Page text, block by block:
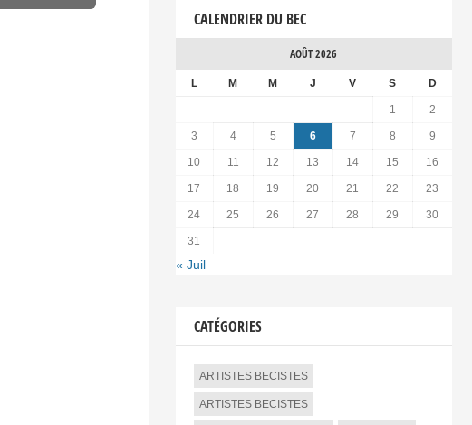
CALENDRIER DU BEC
AOÛT 2026
L M M J V S D
1 2
3 4 5 6 7 8 9
10 11 12 13 14 15 16
17 18 19 20 21 22 23
24 25 26 27 28 29 30
31
« Juil
CATÉGORIES
ARTISTES BECISTES
ARTISTES BECISTES